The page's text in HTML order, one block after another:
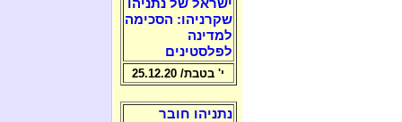
ישראל של נתניהו
שקרניהו: הסכימה
למדינה
לפלסטינים
י' בטבת/ 25.12.20
נתניהו חובר